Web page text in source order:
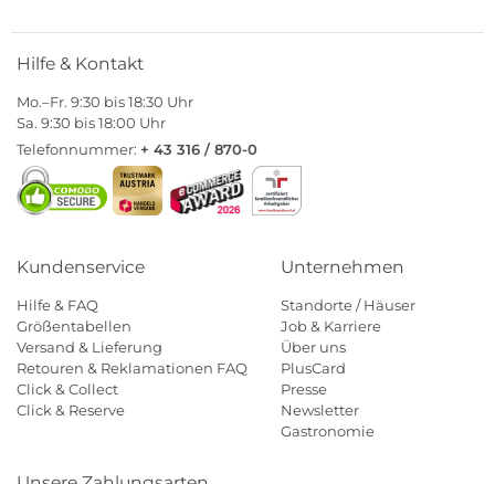
Hilfe & Kontakt
Mo.–Fr. 9:30 bis 18:30 Uhr
Sa. 9:30 bis 18:00 Uhr
Telefonnummer: + 43 316 / 870-0
Kundenservice
Hilfe & FAQ
Größentabellen
Versand & Lieferung
Retouren & Reklamationen FAQ
Click & Collect
Click & Reserve
Unternehmen
Standorte / Häuser
Job & Karriere
Über uns
PlusCard
Presse
Newsletter
Gastronomie